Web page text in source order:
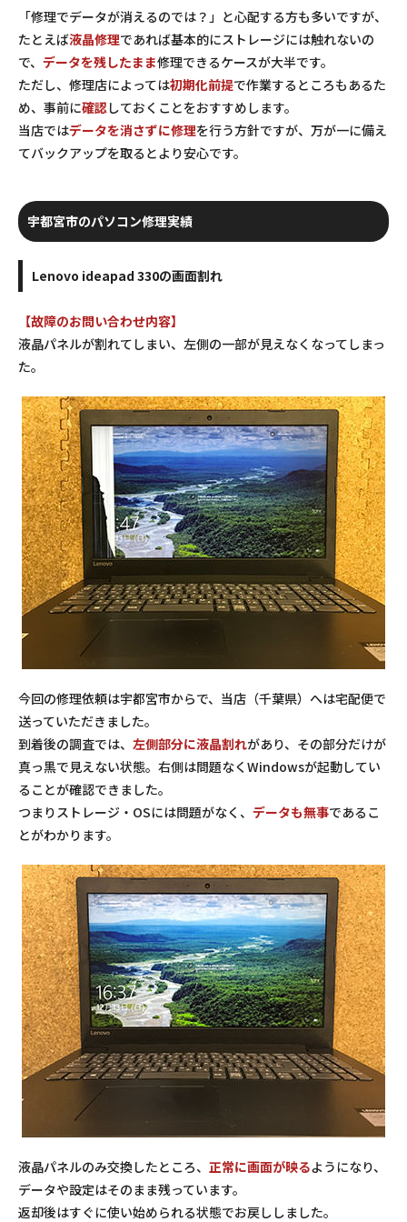
「修理でデータが消えるのでは？」と心配する方も多いですが、
たとえば液晶修理であれば基本的にストレージには触れないの
で、 データを残したまま修理できるケースが大半です。
ただし、修理店によっては初期化前提で作業するところもあるた
め、事前に確認 しておくことをおすすめします。
当店ではデータを消さずに修理を行う方針ですが、万が一に備え
てバックアップを取るとより安心です。
宇都宮市のパソコン修理実績
Lenovo ideapad 330の画面割れ
【故障のお問い合わせ内容】
液晶パネルが割れてしまい、左側の一部が見えなくなってしまっ
た。
今回の修理依頼は宇都宮市からで、当店（千葉県）へは宅配便で
送っていただきました。
到着後の調査では、 左側部分に液晶割れがあり、その部分だけが
真っ黒で見えない状態。右側は問題なくWindowsが起動してい
ることが確認できました。
つまりストレージ・OSには問題がなく、 データも無事であるこ
とがわかります。
液晶パネルのみ交換したところ、 正常に画面が映るようになり、
データや設定はそのまま残っています。
返却後はすぐに使い始められる状態でお戻ししました。